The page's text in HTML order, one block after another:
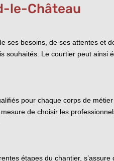
le-Château
ses besoins, de ses attentes et
souhaités. Le courtier peut ainsi
pour chaque corps de
de choisir les
étapes du chantier, s’assure